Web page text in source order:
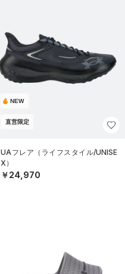
NEW
直営限定
UAフレア（ライフスタイル/UNISE
X）
￥24,970